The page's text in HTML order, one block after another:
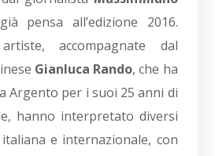
pensa all’edizione 2016.
accompagnate dal
Gianluca Rando, che ha
Argento per i suoi 25 anni di
hanno interpretato diversi
e internazionale, con